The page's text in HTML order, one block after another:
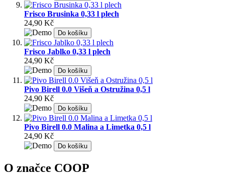
Frisco Brusinka 0,33 l plech
24,90 Kč
Do košíku
Frisco Jablko 0,33 l plech
24,90 Kč
Do košíku
Pivo Birell 0.0 Višeň a Ostružina 0,5 l
24,90 Kč
Do košíku
Pivo Birell 0.0 Malina a Limetka 0,5 l
24,90 Kč
Do košíku
O značce COOP